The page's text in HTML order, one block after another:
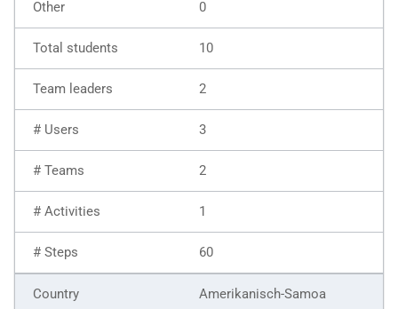
0
10
2
3
2
1
60
Amerikanisch-Samoa